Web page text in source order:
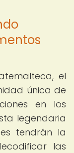
el
única de
en los
legendaria
tendrán la
las